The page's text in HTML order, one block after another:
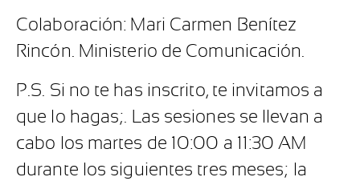
Colaboración: Mari Carmen Benítez
Rincón. Ministerio de Comunicación.
P.S. Si no te has inscrito, te invitamos a
que lo hagas;. Las sesiones se llevan a
cabo los martes de 10:00 a 11:30 AM
durante los siguientes tres meses; la